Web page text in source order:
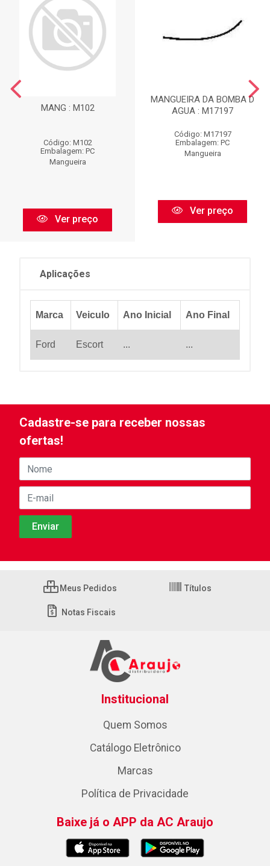
MANG : M102
Código: M102
Embalagem: PC
Mangueira
Ver preço
MANGUEIRA DA BOMBA D
AGUA : M17197
Código: M17197
Embalagem: PC
Mangueira
Ver preço
Aplicações
Marca Veiculo Ano Inicial Ano Final
Ford Escort ... ...
Cadastre-se para receber nossas
ofertas!
Meus Pedidos Títulos
Notas Fiscais
Institucional
Quem Somos
Catálogo Eletrônico
Marcas
Política de Privacidade
Baixe já o APP da AC Araujo